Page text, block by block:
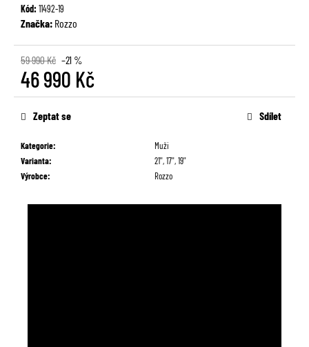
Kód:11492-19
Značka: Rozzo
59 990 Kč –21 %
46 990 Kč
Měrná
cena:
Kategorie:
Muži
Varianta:
21'', 17'', 19''
Výrobce: Rozzo
Zeptat se Sdílet
m